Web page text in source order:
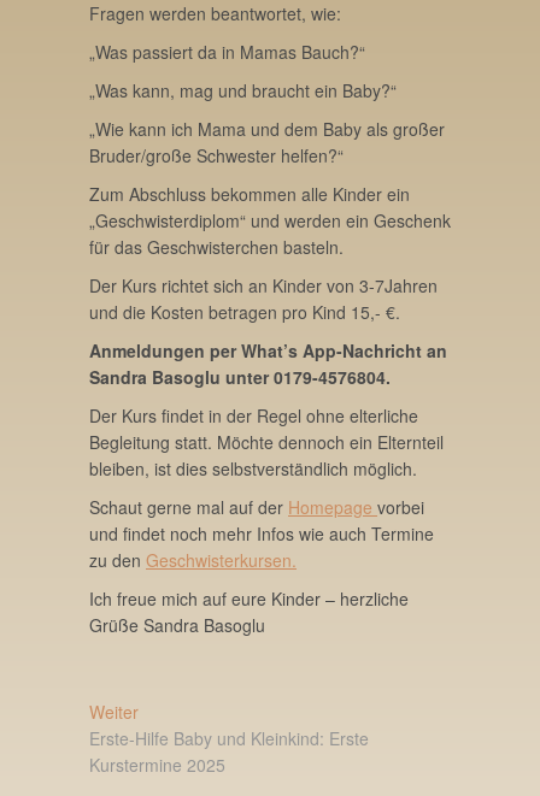
Fragen werden beantwortet, wie:
„Was passiert da in Mamas Bauch?“
„Was kann, mag und braucht ein Baby?“
„Wie kann ich Mama und dem Baby als großer
Bruder/große Schwester helfen?“
Zum Abschluss bekommen alle Kinder ein
„Geschwisterdiplom“ und werden ein Geschenk
für das Geschwisterchen basteln.
Der Kurs richtet sich an Kinder von 3-7Jahren
und die Kosten betragen pro Kind 15,- €.
Anmeldungen per What’s App-Nachricht an
Sandra Basoglu unter0179-4576804.
Der Kurs findet in der Regel ohne elterliche
Begleitung statt. Möchte dennoch ein Elternteil
bleiben, ist dies selbstverständlich möglich.
Schaut gerne mal auf der Homepage vorbei
und findet noch mehr Infos wie auch Termine
zu den Geschwisterkursen.
Ich freue mich auf eure Kinder – herzliche
Grüße Sandra Basoglu
Beitragsnavigation
WeiterNächster
Beitrag:
Erste-Hilfe Baby und Kleinkind: Erste
Kurstermine 2025